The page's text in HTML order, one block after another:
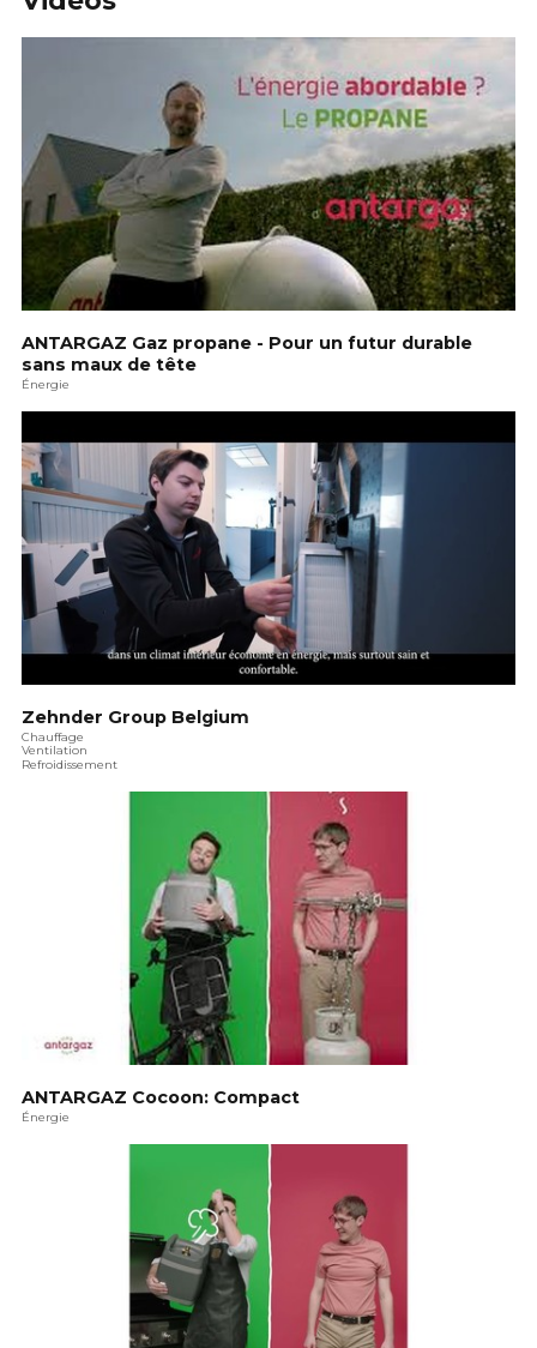
ANTARGAZ Gaz propane - Pour un futur durable
sans maux de tête
Énergie
Zehnder Group Belgium
Chauffage
Ventilation
Refroidissement
ANTARGAZ Cocoon: Compact
Énergie